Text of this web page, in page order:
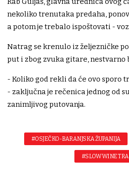
nekoliko trenutaka predaha,
a potom je trebalo ispoštovati -
Natrag se krenulo iz željezničke
put i zbog zvuka gitare, nestvarno
- Koliko god rekli da će ovo sporo
- zaključna je rečenica jednog od
zanimljivog putovanja.
#OSJEČKO-BARANJSKA ŽUPANIJA
#SLOW WINE